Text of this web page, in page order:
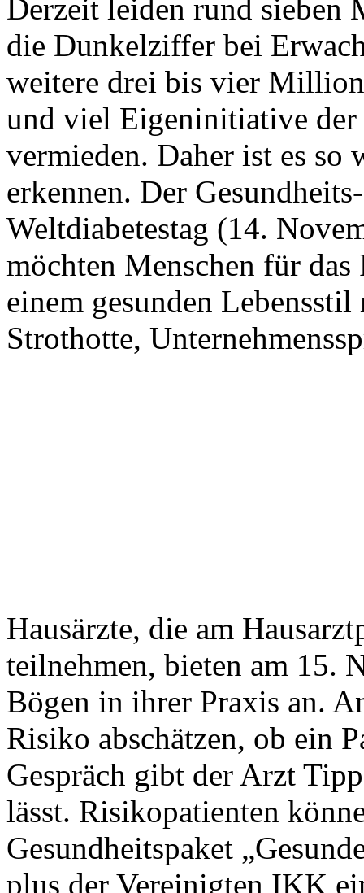
Derzeit leiden rund sieben
die Dunkelziffer bei
weitere drei bis vier
und viel Eigeninitiative der
vermieden. Daher ist es
erkennen. Der
Weltdiabetestag (14.
möchten Menschen für
einem gesunden
Strothotte,
Hausärzte, die am
teilnehmen, bieten am 15.
Bögen in ihrer Praxis an.
Risiko abschätzen, ob ein
Gespräch gibt der Arzt
lässt. Risikopatienten
Gesundheitspaket
plus der Vereinigten IKK